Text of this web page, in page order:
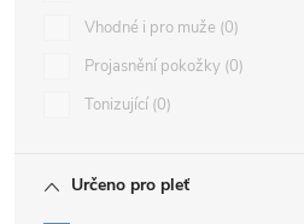
Vhodné i pro muže 0
Projasnění pokožky 0
Tonizující 0
Určeno pro pleť